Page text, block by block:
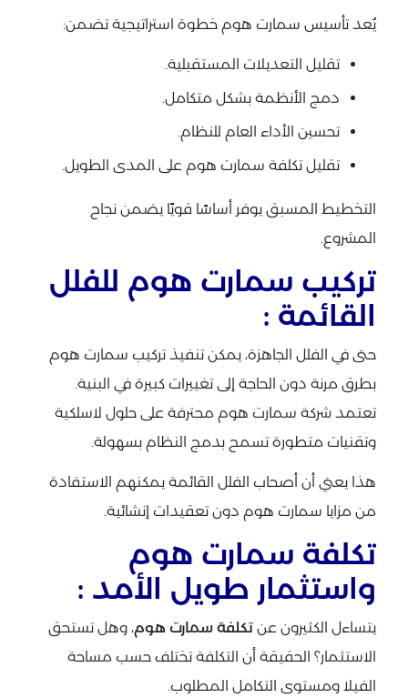
يُعد تأسيس سمارت هوم خطوة استراتيجية تضمن:
تقليل التعديلات المستقبلية.
دمج الأنظمة بشكل متكامل.
تحسين الأداء العام للنظام.
تقليل تكلفة سمارت هوم على المدى الطويل.
التخطيط المسبق يوفر أساسًا قويًا يضمن نجاح
المشروع.
تركيب سمارت هوم للفلل
القائمة :
حتى في الفلل الجاهزة، يمكن تنفيذ تركيب سمارت هوم
بطرق مرنة دون الحاجة إلى تغييرات كبيرة في البنية.
تعتمد شركة سمارت هوم محترفة على حلول لاسلكية
وتقنيات متطورة تسمح بدمج النظام بسهولة.
هذا يعني أن أصحاب الفلل القائمة يمكنهم الاستفادة
من مزايا سمارت هوم دون تعقيدات إنشائية.
تكلفة سمارت هوم
واستثمار طويل الأمد :
يتساءل الكثيرون عن تكلفة سمارت هوم، وهل تستحق
الاستثمار؟ الحقيقة أن التكلفة تختلف حسب مساحة
الفيلا ومستوى التكامل المطلوب.